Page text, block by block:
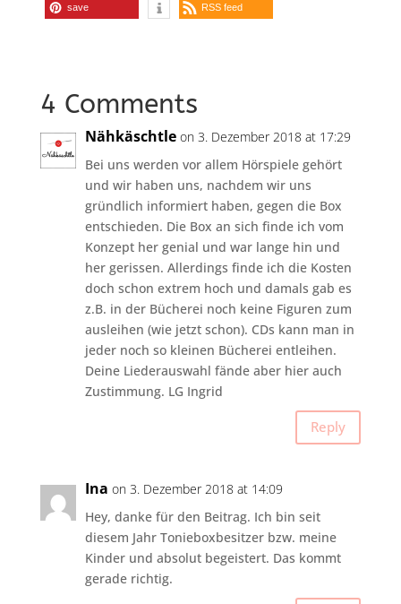
save RSS feed
4 Comments
Nähkäschtle on 3. Dezember 2018 at 17:29
Bei uns werden vor allem Hörspiele gehört
und wir haben uns, nachdem wir uns
gründlich informiert haben, gegen die Box
entschieden. Die Box an sich finde ich vom
Konzept her genial und war lange hin und
her gerissen. Allerdings finde ich die Kosten
doch schon extrem hoch und damals gab es
z.B. in der Bücherei noch keine Figuren zum
ausleihen (wie jetzt schon). CDs kann man in
jeder noch so kleinen Bücherei entleihen.
Deine Liederauswahl fände aber hier auch
Zustimmung. LG Ingrid
Reply
Ina on 3. Dezember 2018 at 14:09
Hey, danke für den Beitrag. Ich bin seit
diesem Jahr Tonieboxbesitzer bzw. meine
Kinder und absolut begeistert. Das kommt
gerade richtig.